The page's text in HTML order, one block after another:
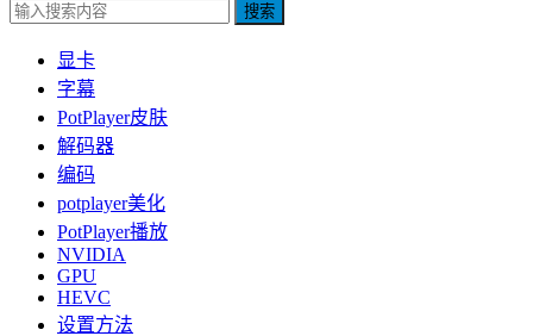
搜索
显卡
字幕
PotPlayer皮肤
解码器
编码
potplayer美化
PotPlayer播放
NVIDIA
GPU
HEVC
设置方法